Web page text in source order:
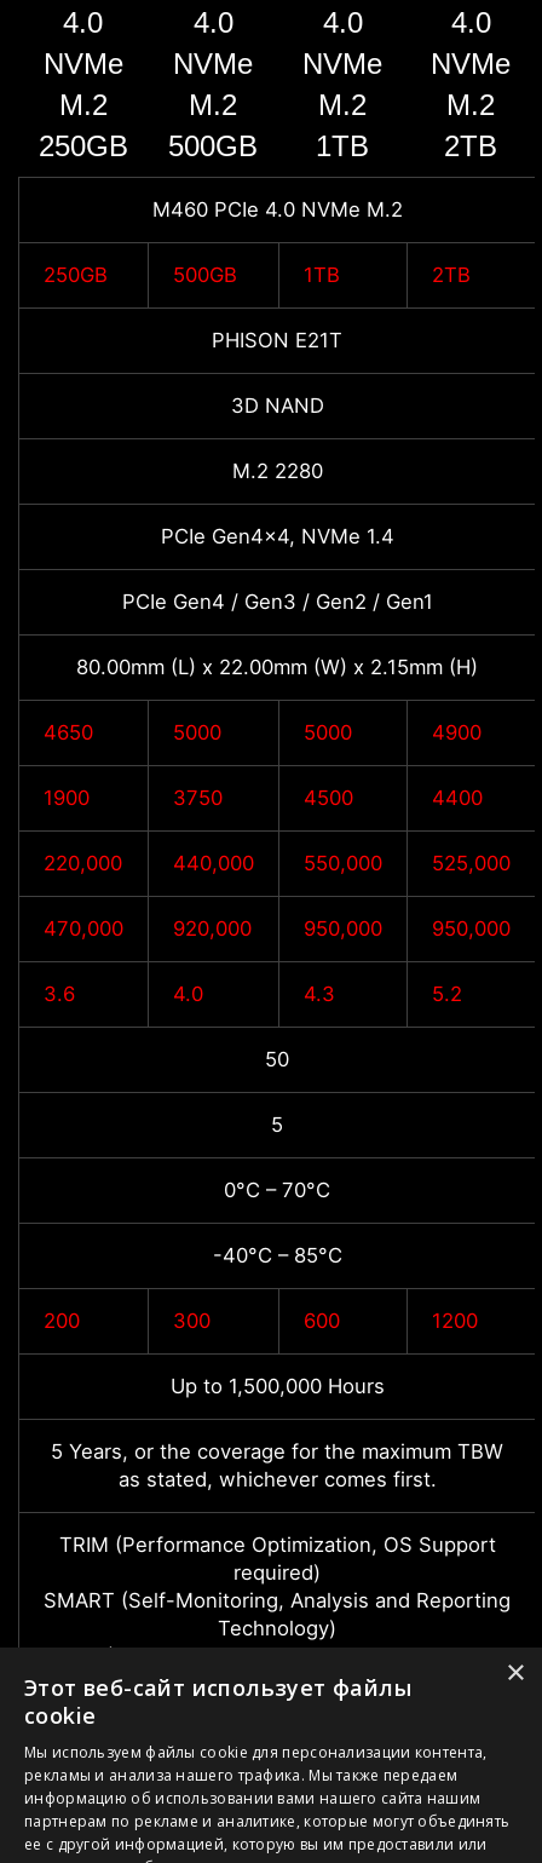
4.0
NVMe
M.2
250GB
4.0
NVMe
M.2
500GB
4.0
NVMe
M.2
1TB
4.0
NVMe
M.2
2TB
M460 PCIe 4.0 NVMe M.2
250GB 500GB 1TB 2TB
PHISON E21T
3D NAND
M.2 2280
PCIe Gen4x4, NVMe 1.4
PCIe Gen4 / Gen3 / Gen2 / Gen1
80.00mm (L) x 22.00mm (W) x 2.15mm (H)
4650 5000 5000 4900
1900 3750 4500 4400
220,000 440,000 550,000 525,000
470,000 920,000 950,000 950,000
3.6 4.0 4.3 5.2
50
5
0°C – 70°C
-40°C – 85°C
200 300 600 1200
Up to 1,500,000 Hours
5 Years, or the coverage for the maximum TBW
as stated, whichever comes first.
TRIM (Performance Optimization, OS Support
required)
SMART (Self-Monitoring, Analysis and Reporting
Technology)
End to End Data Path Protection
APST (Autonomous Power State Transition)
Pyrite (Encryption, Data Security)
1. Спецификации могут отличаться от приведенной на сайте
×
Этот веб-сайт использует файлы
cookie
Мы используем файлы cookie для персонализации контента,
рекламы и анализа нашего трафика. Мы также передаем
информацию об использовании вами нашего сайта нашим
партнерам по рекламе и аналитике, которые могут объединять
ее с другой информацией, которую вы им предоставили или